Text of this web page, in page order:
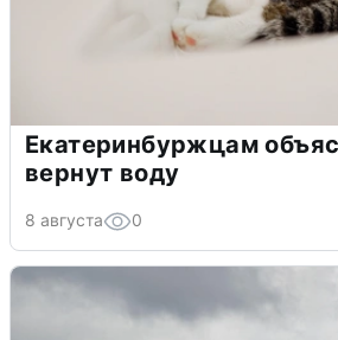
Екатеринбуржцам
вернут воду
8 августа 0